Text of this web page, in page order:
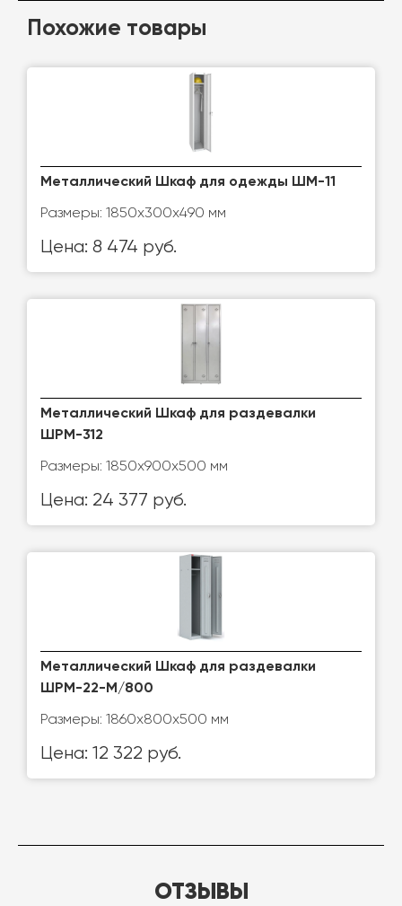
Похожие товары
Металлический Шкаф для одежды ШМ-11
Размеры: 1850х300х490 мм
Цена: 8 474 руб.
Металлический Шкаф для раздевалки
ШРМ-312
Размеры: 1850х900х500 мм
Цена: 24 377 руб.
Металлический Шкаф для раздевалки
ШРМ-22-М/800
Размеры: 1860х800х500 мм
Цена: 12 322 руб.
ОТЗЫВЫ